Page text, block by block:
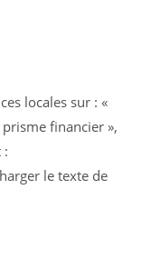
locales sur : «
financier »,
:
le texte de